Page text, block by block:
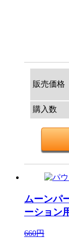
販売価格
購入数
ムーンパ
ーション
660円